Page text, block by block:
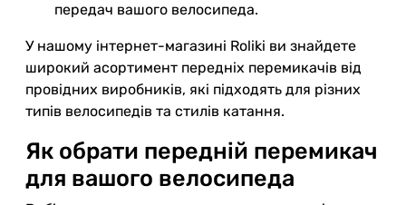
передач вашого велосипеда.
У нашому інтернет-магазині Roliki ви знайдете
широкий асортимент передніх перемикачів від
провідних виробників, які підходять для різних
типів велосипедів та стилів катання.
Як обрати передній перемикач
для вашого велосипеда